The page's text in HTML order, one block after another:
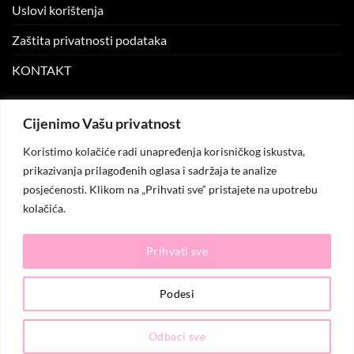
Cijenimo Vašu privatnost
Koristimo kolačiće radi unapređenja korisničkog iskustva,
prikazivanja prilagođenih oglasa i sadržaja te analize
posjećenosti. Klikom na „Prihvati sve“ pristajete na upotrebu
kolačića.
Podesi
Odbaci sve
Prihvati sve
Uslovi korištenja
Zaštita privatnosti podataka
KONTAKT
Moje narudžbe
© 2026KO.MODA. Sva prava zadržana.